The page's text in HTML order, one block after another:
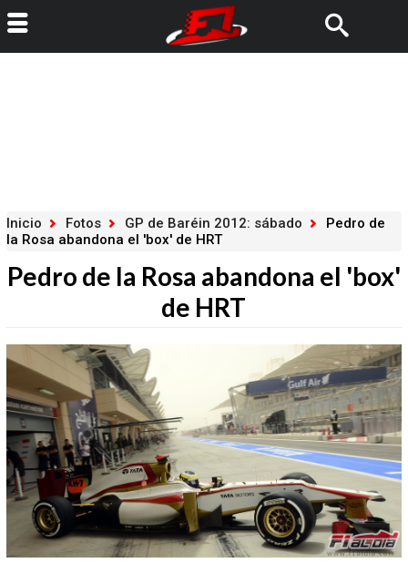
Inicio Fotos GP de Baréin 2012: sábado
Pedro de
la Rosa abandona el 'box' de HRT
Pedro de la Rosa abandona el 'box'
de HRT